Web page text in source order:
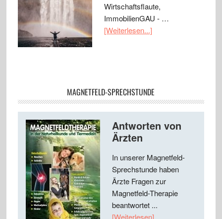
Wirtschaftsflaute,
ImmobilienGAU - …
[Weiterlesen...]
MAGNETFELD-SPRECHSTUNDE
Antworten von
Ärzten
In unserer Magnetfeld-
Sprechstunde haben
Ärzte Fragen zur
Magnetfeld-Therapie
beantwortet ...
[Weiterlesen]